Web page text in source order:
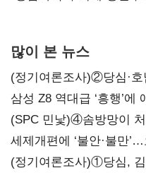
많이 본 뉴스
(정기여론조사)②당심·
삼성 Z8 역대급 ‘흥행’
대전’
(SPC 민낯)④솜방망이
세제개편에 ‘불안·불만
힘들어질 것"
(정기여론조사)①당심,